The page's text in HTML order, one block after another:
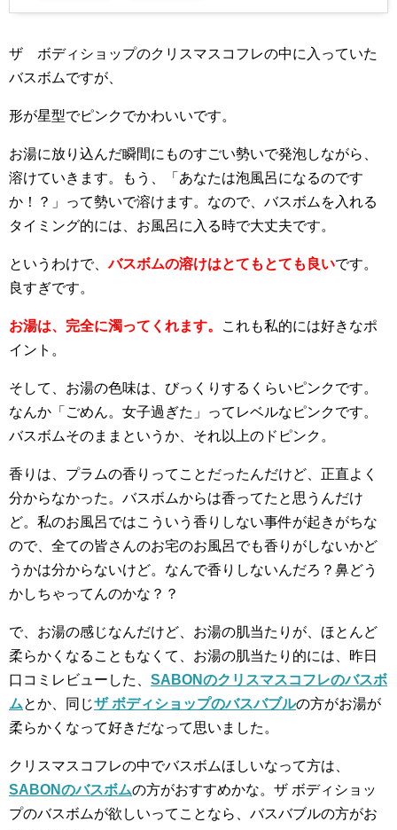
ザ ボディショップのクリスマスコフレの中に入っていた
バスボムですが、
形が星型でピンクでかわいいです。
お湯に放り込んだ瞬間にものすごい勢いで発泡しながら、
溶けていきます。もう、「あなたは泡風呂になるのです
か！？」って勢いで溶けます。なので、バスボムを入れる
タイミング的には、お風呂に入る時で大丈夫です。
というわけで、バスボムの溶けはとてもとても良いです。
良すぎです。
お湯は、完全に濁ってくれます。
これも私的には好きなポ
イント。
そして、お湯の色味は、びっくりするくらいピンクです。
なんか「ごめん。女子過ぎた」ってレベルなピンクです。
バスボムそのままというか、それ以上のドピンク。
香りは、プラムの香りってことだったんだけど、正直よく
分からなかった。バスボムからは香ってたと思うんだけ
ど。私のお風呂ではこういう香りしない事件が起きがちな
ので、全ての皆さんのお宅のお風呂でも香りがしないかど
うかは分からないけど。なんで香りしないんだろ？鼻どう
かしちゃってんのかな？？
で、お湯の感じなんだけど、お湯の肌当たりが、ほとんど
柔らかくなることもなくて、お湯の肌当たり的には、昨日
口コミレビューした、 SABONのクリスマスコフレのバスボ
ムとか、同じザ ボディショップのバスバブルの方がお湯が
柔らかくなって好きだなって思いました。
クリスマスコフレの中でバスボムほしいなって方は、
SABONのバスボムの方がおすすめかな。ザ ボディショッ
プのバスボムが欲しいってことなら、バスバブルの方がお